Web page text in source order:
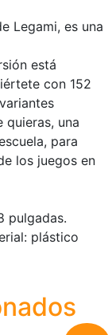
Legami, es una
está
con 152
quieras, una
para
los juegos en
pulgadas.
plástico